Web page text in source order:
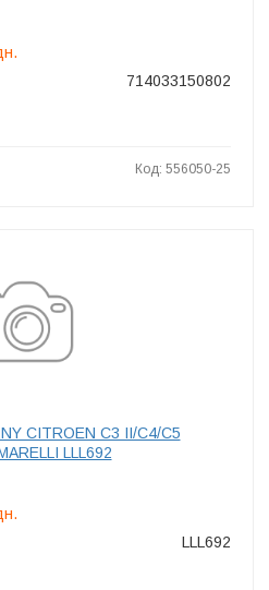
714033150802
Код: 556050-25
CITROEN C3 II/C4/C5
LLL692
LLL692